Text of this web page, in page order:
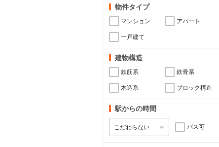
物件タイプ
マンション アパート
一戸建て
建物構造
鉄筋系 鉄骨系
木造系 ブロック構造
駅からの時間
バス可